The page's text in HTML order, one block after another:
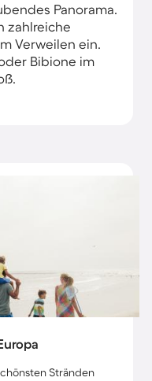
Panorama.
zahlreiche
Verweilen ein.
Bibione im
Stränden